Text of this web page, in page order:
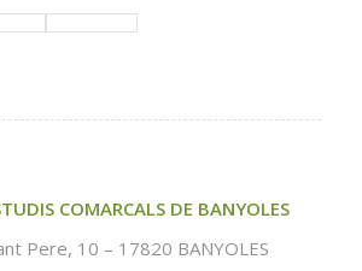
COMARCALS DE BANYOLES
Pere, 10 – 17820 BANYOLES